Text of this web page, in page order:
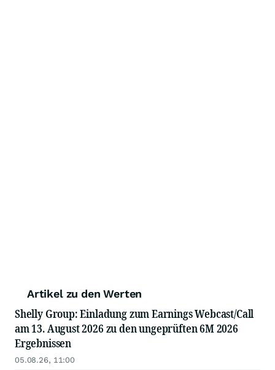
Artikel zu den Werten
Shelly Group: Einladung zum Earnings Webcast/Call
am 13. August 2026 zu den ungeprüften 6M 2026
Ergebnissen
05.08.26, 11:00